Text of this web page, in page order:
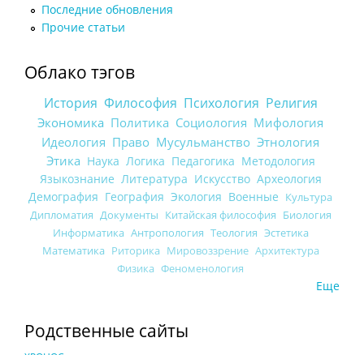
Последние обновления
Прочие статьи
Облако тэгов
История Философия Психология Религия
Экономика Политика Социология Мифология
Идеология Право Мусульманство Этнология
Этика Наука Логика Педагогика Методология
Языкознание Литература Искусство Археология
Демография География Экология Военные Культура
Дипломатия Документы Китайская философия Биология
Информатика Антропология Теология Эстетика
Математика Риторика Мировоззрение Архитектура
Физика Феноменология
Еще
Родственные сайты